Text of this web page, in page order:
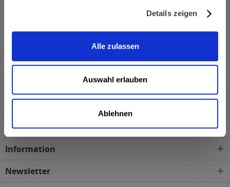
Details zeigen
Alle zulassen
Auswahl erlauben
Ablehnen
Kunden haben sich ebenfalls angesehen
Omiros Ouzo 0,7l wird in den folgenden Regionen,
Städten, Orten und Postleitzahl-Gebieten geliefert
Shop Service
Information
Newsletter